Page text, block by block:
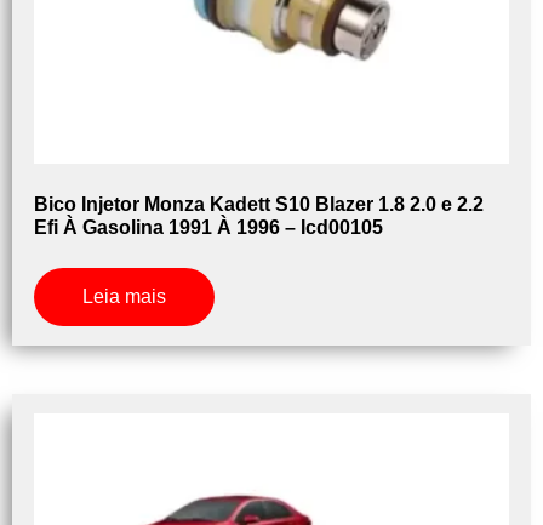
Bico Injetor Monza Kadett S10 Blazer 1.8 2.0 e 2.2
Efi À Gasolina 1991 À 1996 – Icd00105
Leia mais